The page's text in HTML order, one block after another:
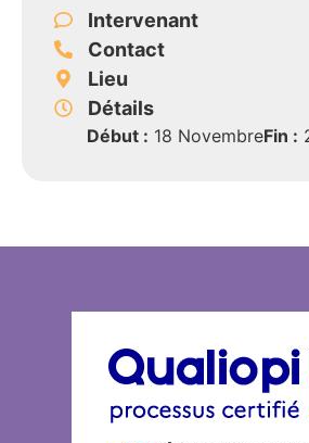
Intervenant
Contact
Lieu
Détails
Début : 18 NovembreFin :